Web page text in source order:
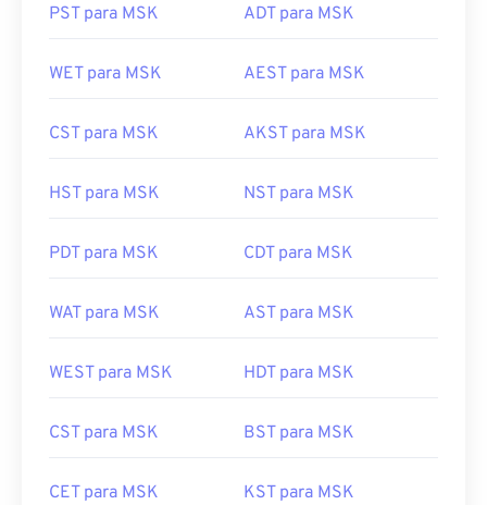
PST para MSK ADT para MSK
WET para MSK AEST para MSK
CST para MSK AKST para MSK
HST para MSK NST para MSK
PDT para MSK CDT para MSK
WAT para MSK AST para MSK
WEST para MSK HDT para MSK
CST para MSK BST para MSK
CET para MSK KST para MSK